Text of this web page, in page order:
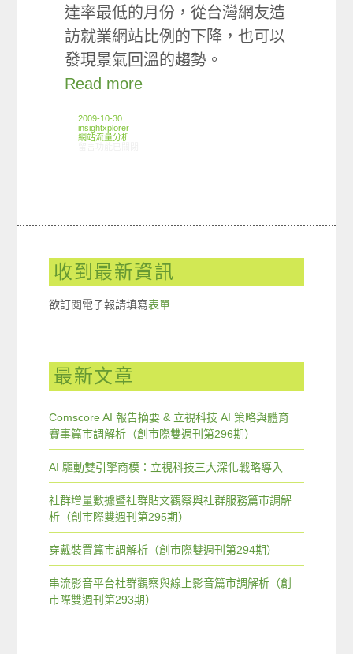
達率最低的月份，從台灣網友造
訪就業網站比例的下降，也可以
發現景氣回溫的趨勢。
Read more
2009-10-30
insightxplorer
網站流量分析
收到最新資訊
欲訂閱電子報請填寫表單
最新文章
Comscore AI 報告摘要 & 立視科技 AI 策略與體育
賽事篇市調解析（創市際雙週刊第296期）
AI 驅動雙引擎商模：立視科技三大深化戰略導入
社群增量數據暨社群貼文觀察與社群服務篇市調解
析（創市際雙週刊第295期）
穿戴裝置篇市調解析（創市際雙週刊第294期）
串流影音平台社群觀察與線上影音篇市調解析（創
市際雙週刊第293期）